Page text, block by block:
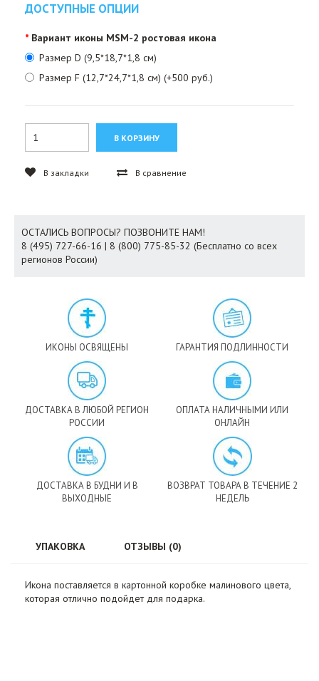
ДОСТУПНЫЕ ОПЦИИ
Вариант иконы MSM-2 ростовая икона
Размер D (9,5*18,7*1,8 см)
Размер F (12,7*24,7*1,8 см) (+500 руб.)
В закладки В сравнение
ОСТАЛИСЬ ВОПРОСЫ? ПОЗВОНИТЕ НАМ!
8 (495) 727-66-16 | 8 (800) 775-85-32 (Бесплатно со всех
регионов России)
ИКОНЫ ОСВЯЩЕНЫ ГАРАНТИЯ ПОДЛИННОСТИ
ДОСТАВКА В ЛЮБОЙ РЕГИОН
РОССИИ
ОПЛАТА НАЛИЧНЫМИ ИЛИ
ОНЛАЙН
ДОСТАВКА В БУДНИ И В
ВЫХОДНЫЕ
ВОЗВРАТ ТОВАРА В ТЕЧЕНИЕ 2
НЕДЕЛЬ
УПАКОВКА ОТЗЫВЫ (0)
Икона поставляется в картонной коробке малинового цвета,
которая отлично подойдет для подарка.